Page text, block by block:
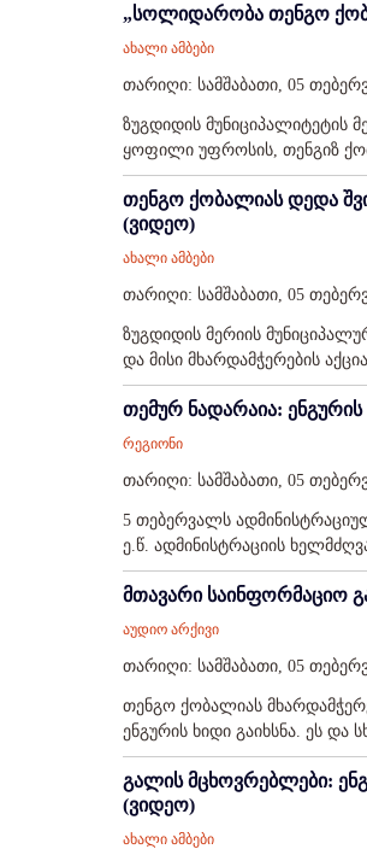
„სოლიდარობა თენგო
ახალი ამბები
თარიღი: სამშაბათი, 05
ზუგდიდის მუნიციპალიტეტის
ყოფილი უფროსის, თენგიზ
თენგო ქობალიას დედა
(ვიდეო)
ახალი ამბები
თარიღი: სამშაბათი, 05
ზუგდიდის მერიის
და მისი მხარდამჭერების
თემურ ნადარაია:
რეგიონი
თარიღი: სამშაბათი, 05
5 თებერვალს
ე.წ. ადმინისტრაციის
მთავარი საინფორმაციო
აუდიო არქივი
თარიღი: სამშაბათი, 05
თენგო ქობალიას
ენგურის ხიდი გაიხსნა. ეს
გალის მცხოვრებლები:
(ვიდეო)
ახალი ამბები